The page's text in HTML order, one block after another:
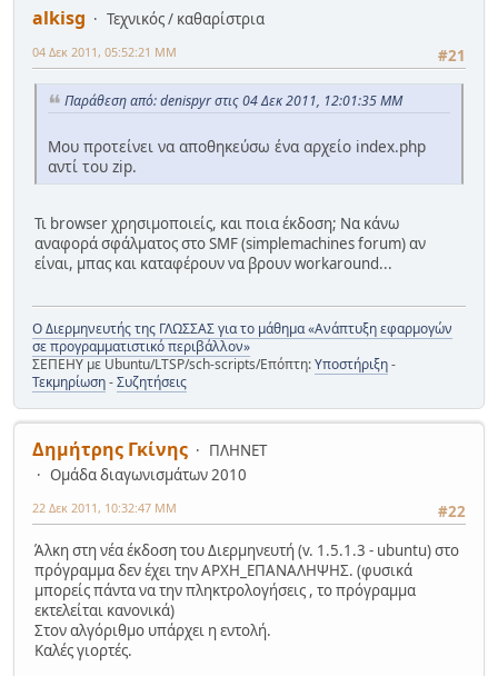
alkisg
Τεχνικός / καθαρίστρια
#21
04 Δεκ 2011, 05:52:21 ΜΜ
Παράθεση από: denispyr στις 04 Δεκ 2011, 12:01:35 ΜΜ
Μου προτείνει να αποθηκεύσω ένα αρχείο index.php
αντί του zip.
Τι browser χρησιμοποιείς, και ποια έκδοση; Να κάνω
αναφορά σφάλματος στο SMF (simplemachines forum) αν
είναι, μπας και καταφέρουν να βρουν workaround...
Ο Διερμηνευτής της ΓΛΩΣΣΑΣ για το μάθημα «Ανάπτυξη εφαρμογών
σε προγραμματιστικό περιβάλλον»
ΣΕΠΕΗΥ με Ubuntu/LTSP/sch-scripts/Επόπτη:Υποστήριξη-
Τεκμηρίωση-Συζητήσεις
Δημήτρης Γκίνης
ΠΛΗΝΕΤ
Ομάδα διαγωνισμάτων 2010
#22
22 Δεκ 2011, 10:32:47 ΜΜ
Άλκη στη νέα έκδοση του Διερμηνευτή (v. 1.5.1.3 - ubuntu) στο
πρόγραμμα δεν έχει την ΑΡΧΗ_ΕΠΑΝΑΛΗΨΗΣ. (φυσικά
μπορείς πάντα να την πληκτρολογήσεις , το πρόγραμμα
εκτελείται κανονικά)
Στον αλγόριθμο υπάρχει η εντολή.
Καλές γιορτές.